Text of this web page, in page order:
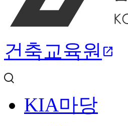
건축교육원 open_in_new
KIA마당